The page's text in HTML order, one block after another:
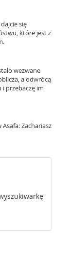
się
które jest z
wezwane
a odwrócą
i przebaczę im
Asafa: Zachariasz